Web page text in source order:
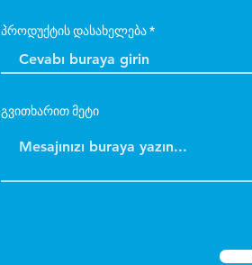
პროდუქტის დასახელება
გვითხარით მეტი